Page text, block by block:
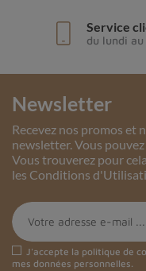
Service
du lundi
Newsletter
Recevez nos promos et
newsletter. Vous
Vous trouverez pour
les Conditions
J'accepte la politique de
mes données personnelles.